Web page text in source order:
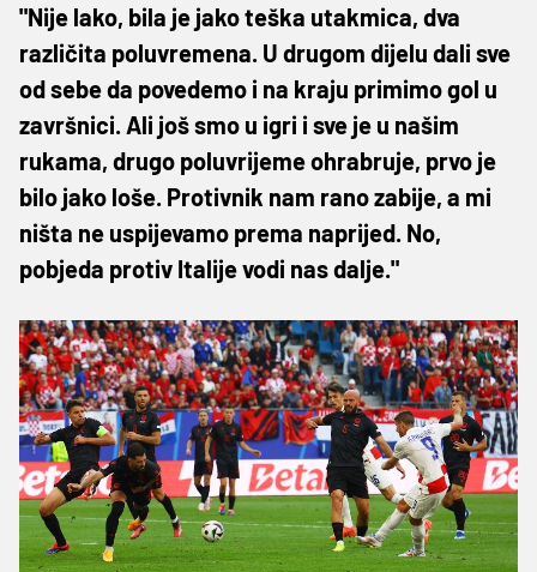
"Nije lako, bila je jako teška utakmica, dva
različita poluvremena. U drugom dijelu dali sve
od sebe da povedemo i na kraju primimo gol u
završnici. Ali još smo u igri i sve je u našim
rukama, drugo poluvrijeme ohrabruje, prvo je
bilo jako loše. Protivnik nam rano zabije, a mi
ništa ne uspijevamo prema naprijed. No,
pobjeda protiv Italije vodi nas dalje."